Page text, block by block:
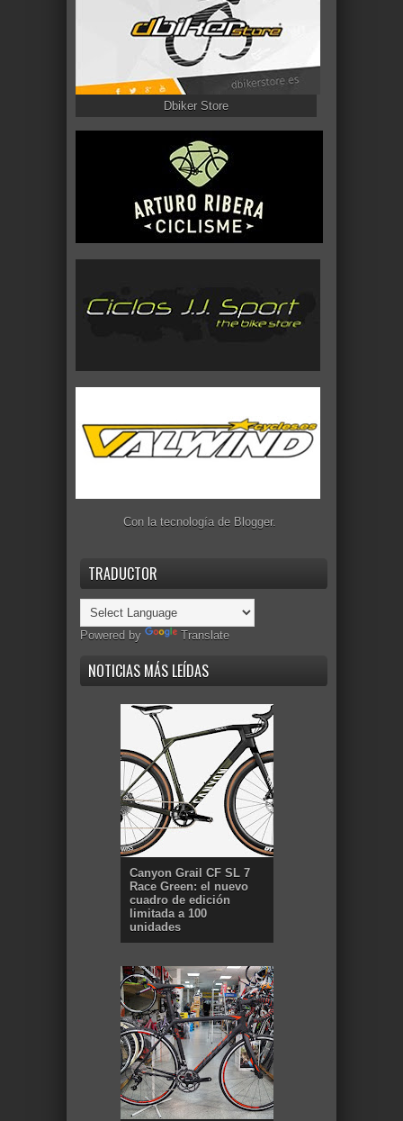
Dbiker Store
Con la tecnología de Blogger.
TRADUCTOR
Powered by Translate
NOTICIAS MÁS LEÍDAS
Canyon Grail CF SL 7
Race Green: el nuevo
cuadro de edición
limitada a 100
unidades